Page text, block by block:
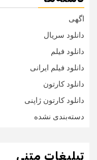
اگهی
دانلود سریال
دانلود فیلم
دانلود فیلم ایرانی
دانلود کارتون
دانلود کارتون ژاپنی
دسته‌بندی نشده
تبلیغات متنی